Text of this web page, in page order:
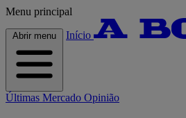
Menu principal
Abrir menu Início
Últimas Mercado Opinião